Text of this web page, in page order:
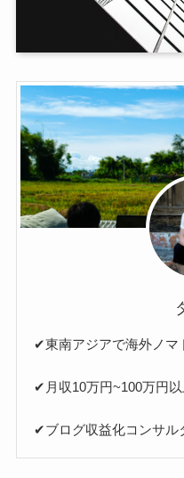
✔︎東南アジアで海外ノマ
✔︎月収10万円~100万円以
✔︎ブログ収益化コンサル